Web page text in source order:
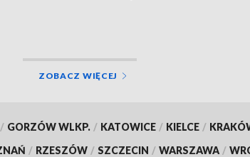
ZOBACZ WIĘCEJ
/ GORZÓW WLKP. / KATOWICE / KIELCE /
/ RZESZÓW / SZCZECIN / WARSZAWA /